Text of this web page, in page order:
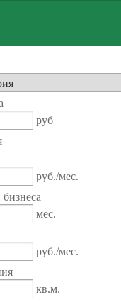
руб
руб./мес.
мес.
руб./мес.
кв.м.